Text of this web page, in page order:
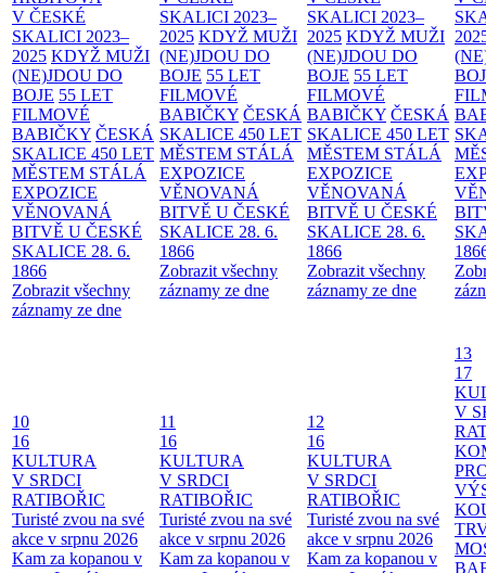
V ČESKÉ
SKALICI 2023–
2025 KDYŽ MUŽI
(NE)JDOU DO
BOJE 55 LET
FILMOVÉ
BABIČKY ČESKÁ
SKALICE 450 LET
MĚSTEM STÁLÁ
EXPOZICE
VĚNOVANÁ
BITVĚ U ČESKÉ
SKALICE 28. 6.
1866
Zobrazit všechny
záznamy ze dne
SKALICI 2023–
2025 KDYŽ MUŽI
(NE)JDOU DO
BOJE 55 LET
FILMOVÉ
BABIČKY ČESKÁ
SKALICE 450 LET
MĚSTEM STÁLÁ
EXPOZICE
VĚNOVANÁ
BITVĚ U ČESKÉ
SKALICE 28. 6.
1866
Zobrazit všechny
záznamy ze dne
SKALICI 2023–
2025 KDYŽ MUŽI
(NE)JDOU DO
BOJE 55 LET
FILMOVÉ
BABIČKY ČESKÁ
SKALICE 450 LET
MĚSTEM STÁLÁ
EXPOZICE
VĚNOVANÁ
BITVĚ U ČESKÉ
SKALICE 28. 6.
1866
Zobrazit všechny
záznamy ze dne
10
16
KULTURA
V SRDCI
RATIBOŘIC
Turisté zvou na své
akce v srpnu 2026
Kam za kopanou v
11
16
KULTURA
V SRDCI
RATIBOŘIC
Turisté zvou na své
akce v srpnu 2026
Kam za kopanou v
12
16
KULTURA
V SRDCI
RATIBOŘIC
Turisté zvou na své
akce v srpnu 2026
Kam za kopanou v
13
17
V